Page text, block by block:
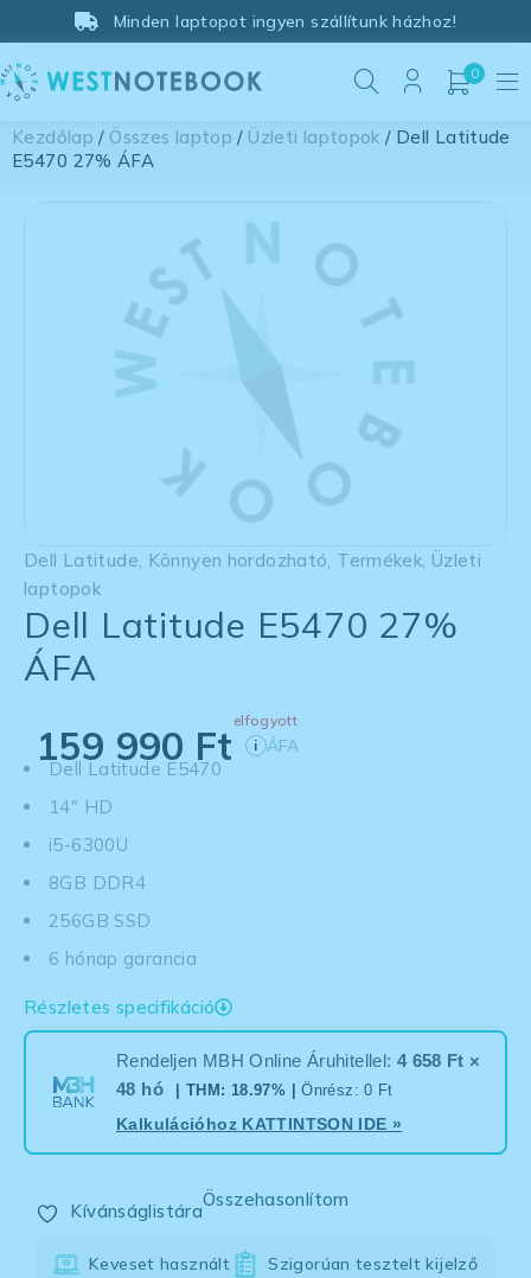
Minden laptopot ingyen szállítunk házhoz!
0
Kezdőlap / Összes laptop / Üzleti laptopok / Dell Latitude
E5470 27% ÁFA
Dell Latitude Könnyen hordozható Termékek Üzleti
laptopok
Dell Latitude E5470 27%
ÁFA
elfogyott
159 990 Ft i ÁFA
Dell Latitude E5470
14" HD
i5-6300U
8GB DDR4
256GB SSD
6 hónap garancia
Részletes specifikáció
Rendeljen MBH Online Áruhitellel: 4 658 Ft ×
48 hó
| THM: 18.97% |Önrész: 0 Ft
Kalkulációhoz KATTINTSON IDE »
Kívánságlistára
Összehasonlítom
Keveset használt
Szigorúan tesztelt kijelző